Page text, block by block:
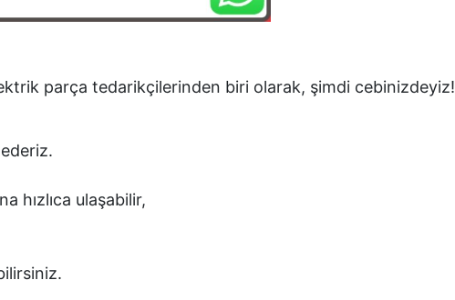
parça tedarikçilerinden biri olarak, şimdi cebinizdeyiz!
hızlıca ulaşabilir,